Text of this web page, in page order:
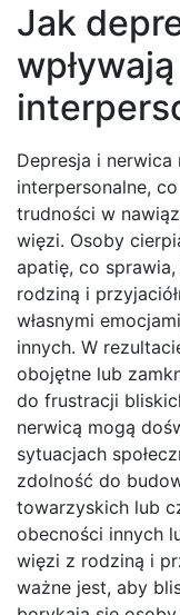
Jak
Depresja i nerwica
interpersonalne,
trudności w
więzi. Osoby
apatię, co
rodziną i
własnymi
innych. W
obojętne lub
do frustracji
nerwicą mogą
sytuacjach
zdolność do
towarzyskich lub
obecności innych
więzi z rodziną i
ważne jest, aby